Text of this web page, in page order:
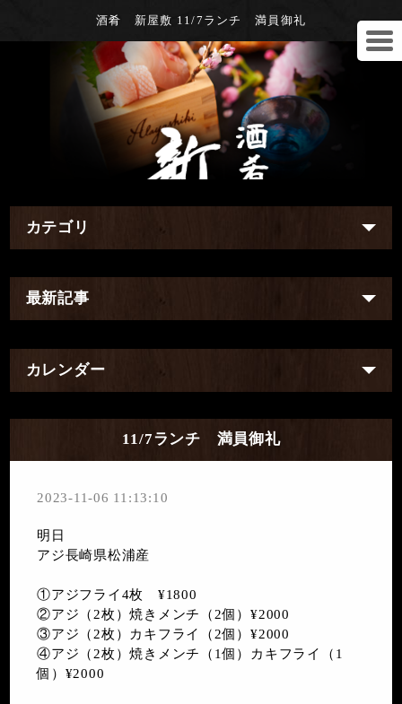
酒肴 新屋敷 11/7ランチ 満員御礼
カテゴリ
最新記事
カレンダー
11/7ランチ 満員御礼
2023-11-06 11:13:10
明日
アジ長崎県松浦産
①アジフライ4枚 ¥1800
②アジ（2枚）焼きメンチ（2個）¥2000
③アジ（2枚）カキフライ（2個）¥2000
④アジ（2枚）焼きメンチ（1個）カキフライ（1
個）¥2000